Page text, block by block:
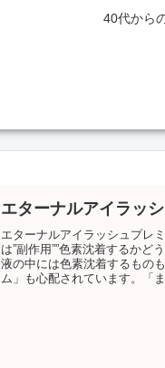
40代から
エターナルアイラッ
エターナルアイラッシュプレ
は”副作用””色素沈着するかど
液の中には色素沈着するもの
ム」も心配されています。「